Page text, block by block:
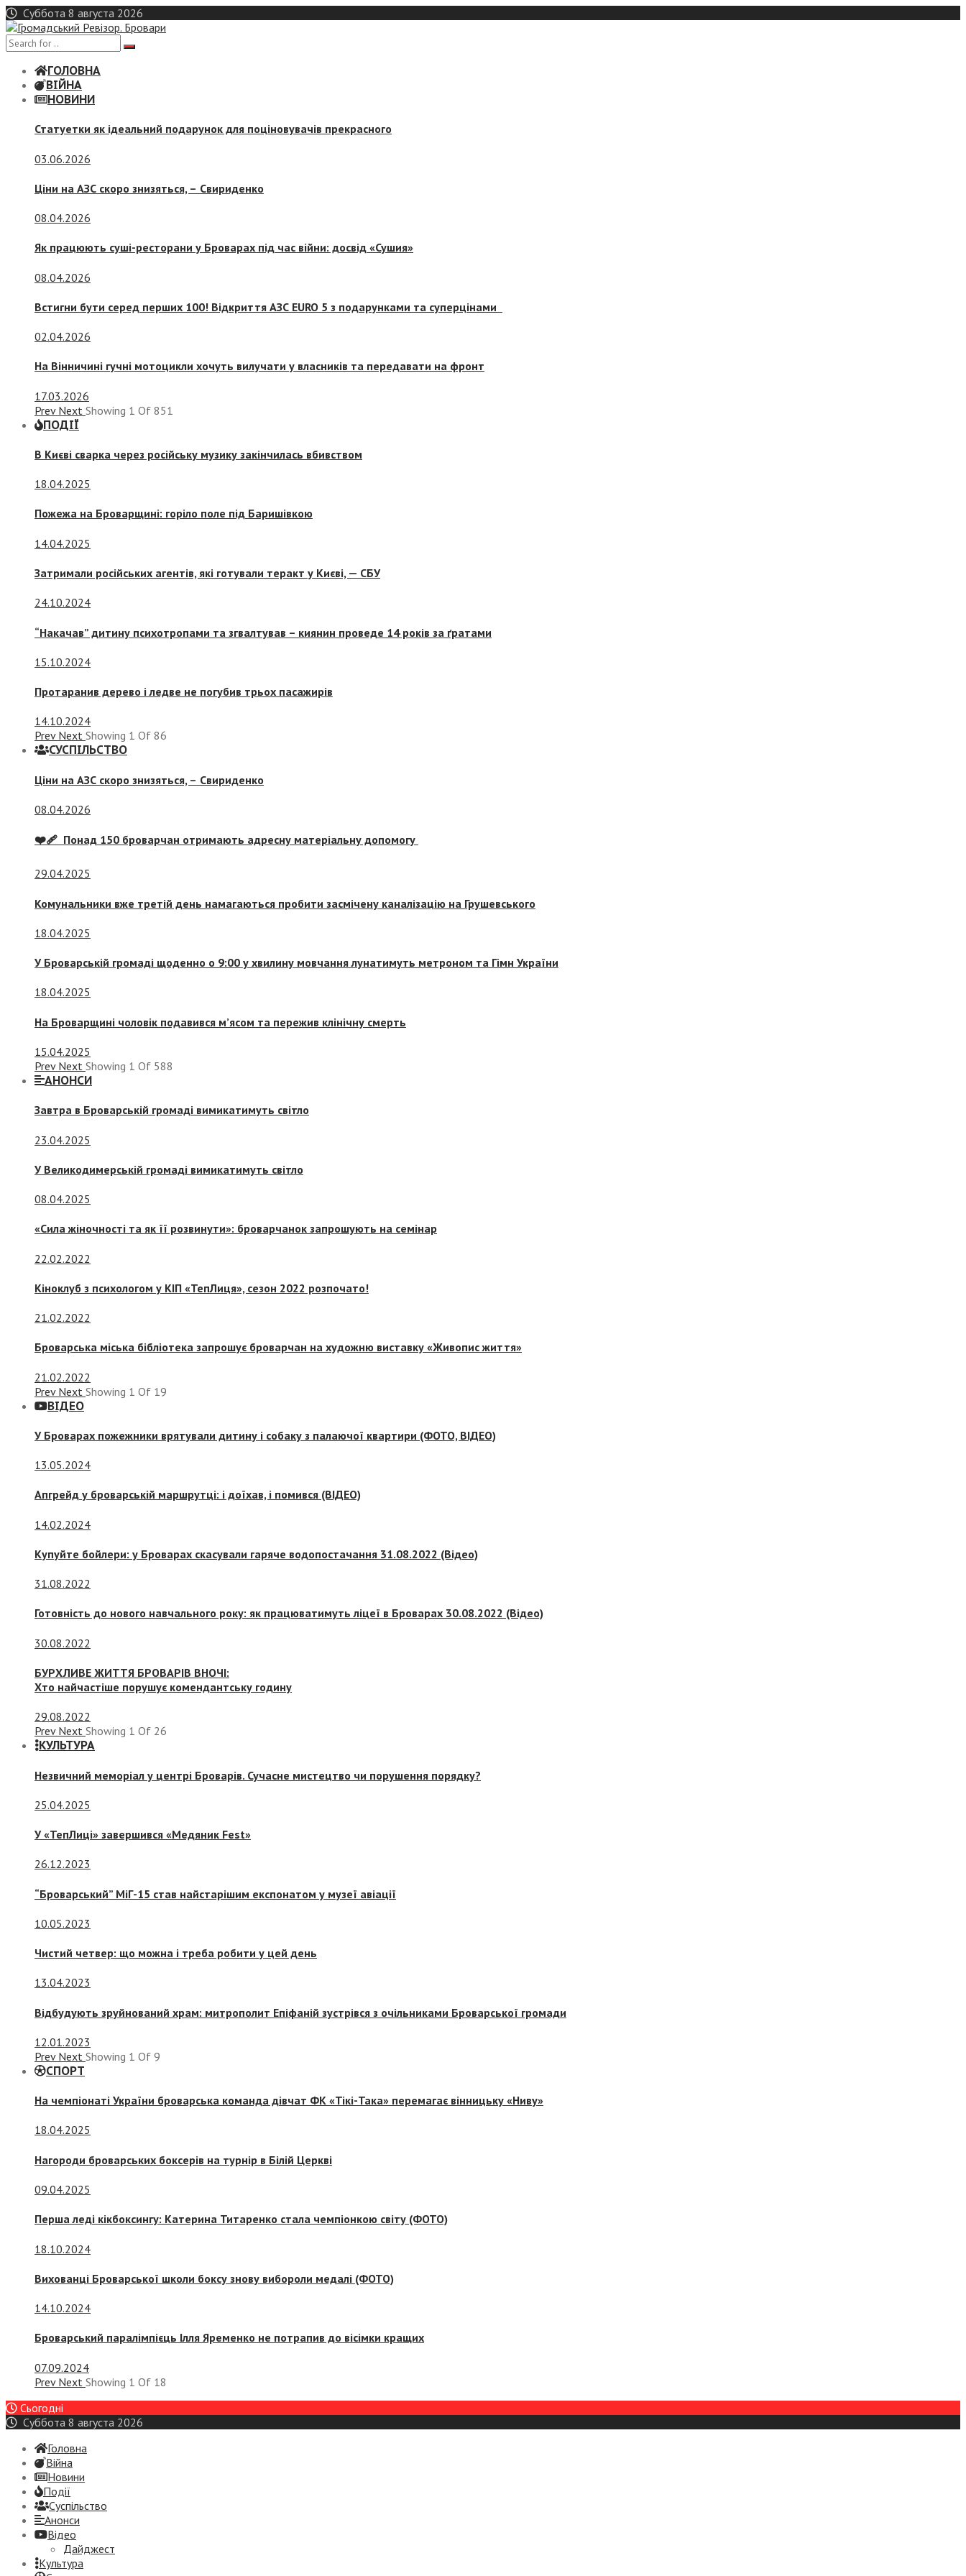
Skip
to
content
Суббота 8 августа 2026
ГОЛОВНА
ВІЙНА
НОВИНИ
Статуетки як ідеальний подарунок для поціновувачів прекрасного
03.06.2026
Ціни на АЗС скоро знизяться, – Свириденко
08.04.2026
Як працюють суші-ресторани у Броварах під час війни: досвід «Сушия»
08.04.2026
Встигни бути серед перших 100! Відкриття АЗС EURO 5 з подарунками та суперцінами
02.04.2026
На Вінничині гучні мотоцикли хочуть вилучати у власників та передавати на фронт
17.03.2026
Prev Next Showing 1 Of 851
ПОДІЇ
В Києві сварка через російську музику закінчилась вбивством
18.04.2025
Пожежа на Броварщині: горіло поле під Баришівкою
14.04.2025
Затримали російських агентів, які готували теракт у Києві, — СБУ
24.10.2024
“Накачав” дитину психотропами та згвалтував – киянин проведе 14 років за ґратами
15.10.2024
Протаранив дерево і ледве не погубив трьох пасажирів
14.10.2024
Prev Next Showing 1 Of 86
СУСПIЛЬСТВО
Ціни на АЗС скоро знизяться, – Свириденко
08.04.2026
❤️‍🩹 Понад 150 броварчан отримають адресну матеріальну допомогу
29.04.2025
Комунальники вже третій день намагаються пробити засмічену каналізацію на Грушевського
18.04.2025
У Броварській громаді щоденно о 9:00 у хвилину мовчання лунатимуть метроном та Гімн України
18.04.2025
На Броварщині чоловік подавився м’ясом та пережив клінічну смерть
15.04.2025
Prev Next Showing 1 Of 588
АНОНСИ
Завтра в Броварській громаді вимикатимуть світло
23.04.2025
У Великодимерській громаді вимикатимуть світло
08.04.2025
«Сила жіночності та як її розвинути»: броварчанок запрошують на семінар
22.02.2022
Кіноклуб з психологом у КІП «ТепЛиця», сезон 2022 розпочато!
21.02.2022
Броварська міська бібліотека запрошує броварчан на художню виставку «Живопис життя»
21.02.2022
Prev Next Showing 1 Of 19
ВІДЕО
У Броварах пожежники врятували дитину і собаку з палаючої квартири (ФОТО, ВІДЕО)
13.05.2024
Апгрейд у броварській маршрутці: і доїхав, і помився (ВІДЕО)
14.02.2024
Купуйте бойлери: у Броварах скасували гаряче водопостачання 31.08.2022 (Відео)
31.08.2022
Готовність до нового навчального року: як працюватимуть ліцеї в Броварах 30.08.2022 (Відео)
30.08.2022
БУРХЛИВЕ ЖИТТЯ БРОВАРІВ ВНОЧІ:
Хто найчастіше порушує комендантську годину
29.08.2022
Prev Next Showing 1 Of 26
КУЛЬТУРА
Незвичний меморіал у центрі Броварів. Сучасне мистецтво чи порушення порядку?
25.04.2025
У «ТепЛиці» завершився «Медяник Fest»
26.12.2023
“Броварський” МіГ-15 став найстарішим експонатом у музеї авіації
10.05.2023
Чистий четвер: що можна і треба робити у цей день
13.04.2023
Відбудують зруйнований храм: митрополит Епіфаній зустрівся з очільниками Броварської громади
12.01.2023
Prev Next Showing 1 Of 9
СПОРТ
На чемпіонаті України броварська команда дівчат ФК «Тікі-Така» перемагає вінницьку «Ниву»
18.04.2025
Нагороди броварських боксерів на турнір в Білій Церкві
09.04.2025
Перша леді кікбоксингу: Катерина Титаренко стала чемпіонкою світу (ФОТО)
18.10.2024
Вихованці Броварської школи боксу знову вибороли медалі (ФОТО)
14.10.2024
Броварський паралімпієць Ілля Яременко не потрапив до вісімки кращих
07.09.2024
Prev Next Showing 1 Of 18
Сьогодні
Суббота 8 августа 2026
Головна
Війна
Новини
Події
Суспiльство
Анонси
Відео
Дайджест
Культура